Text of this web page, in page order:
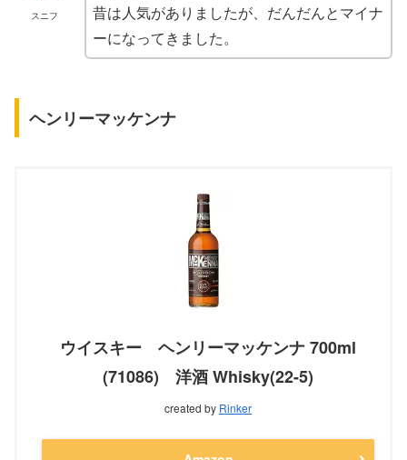
スニフ
昔は人気がありましたが、だんだんとマイナ
ーになってきました。
ヘンリーマッケンナ
ウイスキー ヘンリーマッケンナ 700ml
(71086) 洋酒 Whisky(22-5)
created by Rinker